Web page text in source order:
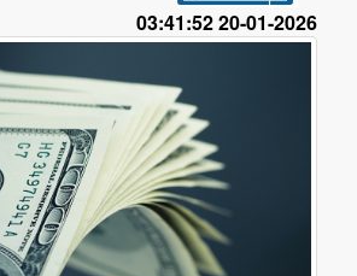
2026-01-20 03:41:52